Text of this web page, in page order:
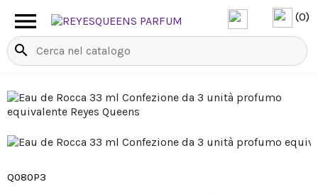
 (0)
search
Q080P3